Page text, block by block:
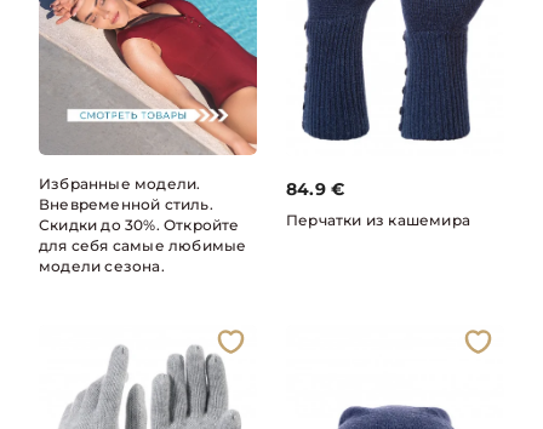
Избранные модели.
Вневременной стиль.
Скидки до 30%. Откройте
для себя самые любимые
модели сезона.
84.9 €
Перчатки из кашемира